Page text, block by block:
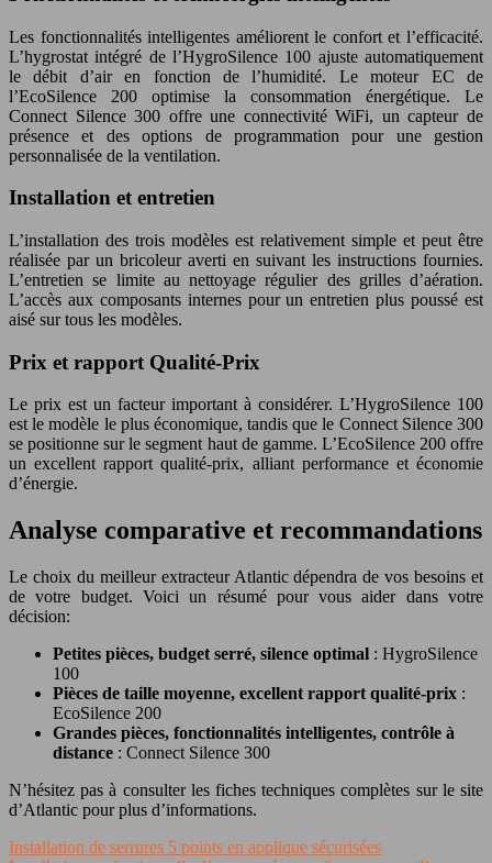
Les fonctionnalités intelligentes améliorent le confort et l’efficacité.
L’hygrostat intégré de l’HygroSilence 100 ajuste automatiquement
le débit d’air en fonction de l’humidité. Le moteur EC de
l’EcoSilence 200 optimise la consommation énergétique. Le
Connect Silence 300 offre une connectivité WiFi, un capteur de
présence et des options de programmation pour une gestion
personnalisée de la ventilation.
Installation et entretien
L’installation des trois modèles est relativement simple et peut être
réalisée par un bricoleur averti en suivant les instructions fournies.
L’entretien se limite au nettoyage régulier des grilles d’aération.
L’accès aux composants internes pour un entretien plus poussé est
aisé sur tous les modèles.
Prix et rapport Qualité-Prix
Le prix est un facteur important à considérer. L’HygroSilence 100
est le modèle le plus économique, tandis que le Connect Silence 300
se positionne sur le segment haut de gamme. L’EcoSilence 200 offre
un excellent rapport qualité-prix, alliant performance et économie
d’énergie.
Analyse comparative et recommandations
Le choix du meilleur extracteur Atlantic dépendra de vos besoins et
de votre budget. Voici un résumé pour vous aider dans votre
décision:
Petites pièces, budget serré, silence optimal : HygroSilence
100
Pièces de taille moyenne, excellent rapport qualité-prix :
EcoSilence 200
Grandes pièces, fonctionnalités intelligentes, contrôle à
distance : Connect Silence 300
N’hésitez pas à consulter les fiches techniques complètes sur le site
d’Atlantic pour plus d’informations.
Installation de serrures 5 points en applique sécurisées